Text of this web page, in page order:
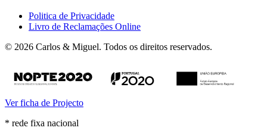
Politica de Privacidade
Livro de Reclamações Online
© 2026 Carlos & Miguel. Todos os direitos reservados.
Ver ficha de Projecto
* rede fixa nacional